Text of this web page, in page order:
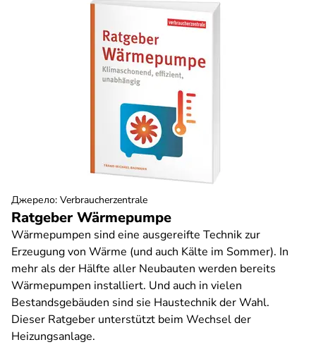
Ratgeber Wärmepumpe
Wärmepumpen sind eine ausgereifte Technik zur
Erzeugung von Wärme (und auch Kälte im Sommer). In
mehr als der Hälfte aller Neubauten werden bereits
Wärmepumpen installiert. Und auch in vielen
Bestandsgebäuden sind sie Haustechnik der Wahl.
Dieser Ratgeber unterstützt beim Wechsel der
Heizungsanlage.
Джерело: Verbraucherzentrale